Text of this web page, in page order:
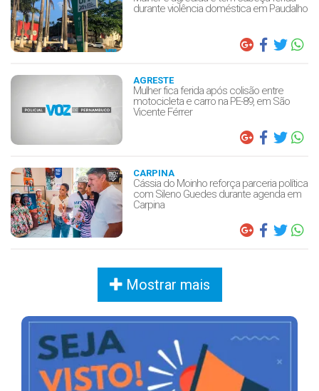
durante violência doméstica em Paudalho
AGRESTE
Mulher fica ferida após colisão entre
motocicleta e carro na PE-89, em São
Vicente Férrer
CARPINA
Cássia do Moinho reforça parceria política
com Sileno Guedes durante agenda em
Carpina
Mostrar mais